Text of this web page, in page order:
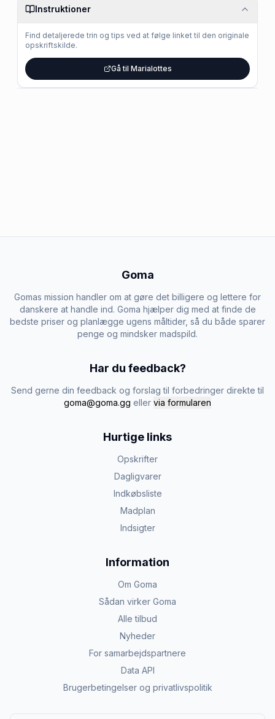
Instruktioner
Find detaljerede trin og tips ved at følge linket til den originale
opskriftskilde.
Gå til Marialottes
Goma
Gomas mission handler om at gøre det billigere og lettere for
danskere at handle ind. Goma hjælper dig med at finde de
bedste priser og planlægge ugens måltider, så du både sparer
penge og mindsker madspild.
Har du feedback?
Send gerne din feedback og forslag til forbedringer direkte til
goma@goma.gg eller via formularen
Hurtige links
Opskrifter
Dagligvarer
Indkøbsliste
Madplan
Indsigter
Information
Om Goma
Sådan virker Goma
Alle tilbud
Nyheder
For samarbejdspartnere
Data API
Brugerbetingelser og privatlivspolitik